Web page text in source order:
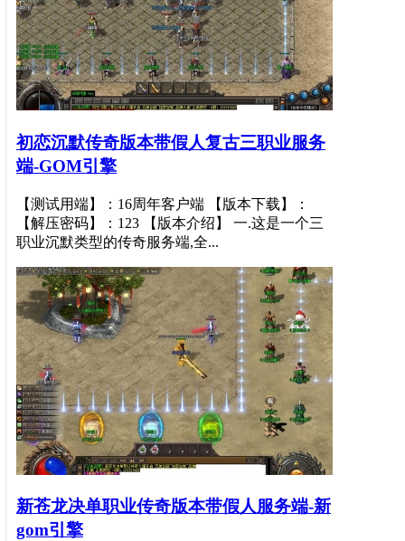
初恋沉默传奇版本带假人复古三职业服务
端-GOM引擎
【测试用端】：16周年客户端 【版本下载】：
【解压密码】：123 【版本介绍】 一.这是一个三
职业沉默类型的传奇服务端,全...
新苍龙决单职业传奇版本带假人服务端-新
gom引擎